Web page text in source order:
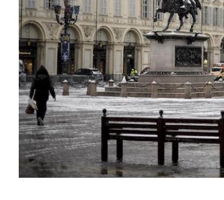
PODCAST
NEWSLETTER
I MIEI PREFERITI
SHOP